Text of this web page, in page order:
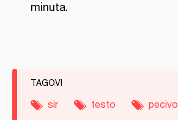
minuta.
TAGOVI
sir testo pecivo